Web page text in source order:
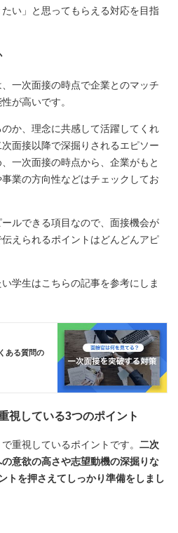
い」と思ってもらえる対応を目指
一次面接の時点で企業とのマッチ
が高いです。
か、理念に共感して活躍してくれ
面接以降で深掘りされるエピソー
一次面接の時点から、企業がもと
業の方向性などはチェックしてお
ルできる項目なので、面接機会が
えられるポイントはどんどんアピ
学生はこちらの記事を参考にしま
ある質問の
視している3つのポイント
重視しているポイントです。 二次
意欲の高さや志望動機の深掘りな
トを押さえてしっかり準備をしまし